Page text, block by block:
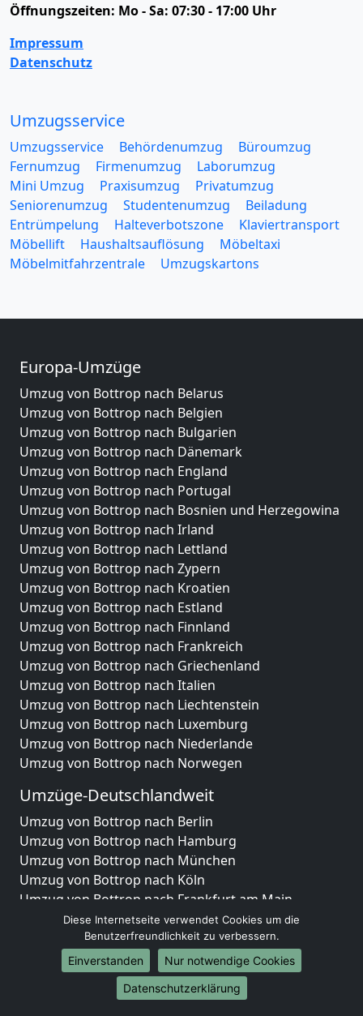
Öffnungszeiten: Mo - Sa: 07:30 - 17:00 Uhr
Impressum
Datenschutz
Umzugsservice
Umzugsservice Behördenumzug
Büroumzug
Fernumzug
Firmenumzug
Laborumzug
Mini Umzug
Praxisumzug
Privatumzug
Seniorenumzug
Studentenumzug
Beiladung
Entrümpelung
Halteverbotszone
Klaviertransport
Möbellift
Haushaltsauflösung
Möbeltaxi
Möbelmitfahrzentrale
Umzugskartons
Europa-Umzüge
Umzug von Bottrop nach Belarus
Umzug von Bottrop nach Belgien
Umzug von Bottrop nach Bulgarien
Umzug von Bottrop nach Dänemark
Umzug von Bottrop nach England
Umzug von Bottrop nach Portugal
Umzug von Bottrop nach Bosnien und Herzegowina
Umzug von Bottrop nach Irland
Umzug von Bottrop nach Lettland
Umzug von Bottrop nach Zypern
Umzug von Bottrop nach Kroatien
Umzug von Bottrop nach Estland
Umzug von Bottrop nach Finnland
Umzug von Bottrop nach Frankreich
Umzug von Bottrop nach Griechenland
Umzug von Bottrop nach Italien
Umzug von Bottrop nach Liechtenstein
Umzug von Bottrop nach Luxemburg
Umzug von Bottrop nach Niederlande
Umzug von Bottrop nach Norwegen
Umzüge-Deutschlandweit
Umzug von Bottrop nach Berlin
Umzug von Bottrop nach Hamburg
Umzug von Bottrop nach München
Umzug von Bottrop nach Köln
Umzug von Bottrop nach Frankfurt am Main
Umzug von Bottrop nach Stuttgart
Umzug von Bottrop nach Düsseldorf
Umzug von Bottrop nach Leipzig
Umzug von Bottrop nach Dortmund
Umzug von Bottrop nach Essen
Diese Internetseite verwendet Cookies um die
Benutzerfreundlichkeit zu verbessern.
Einverstanden
Nur notwendige Cookies
Datenschutzerklärung